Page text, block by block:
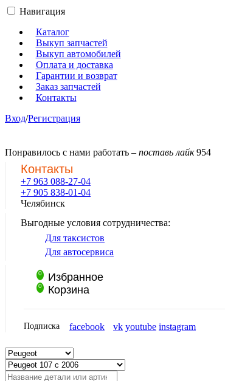
Навигация
Каталог
Выкуп запчастей
Выкуп автомобилей
Оплата и доставка
Гарантии и возврат
Заказ запчастей
Контакты
Вход/Регистрация
Понравилось с нами работать – поставь лайк 954
Контакты
+7 963 088-27-04
+7 905 838-01-04
Челябинск
Выгодные условия сотрудничества:
Для таксистов
Для автосервиса
0 Избранное
0 Корзина
Подписка facebook vk youtube instagram